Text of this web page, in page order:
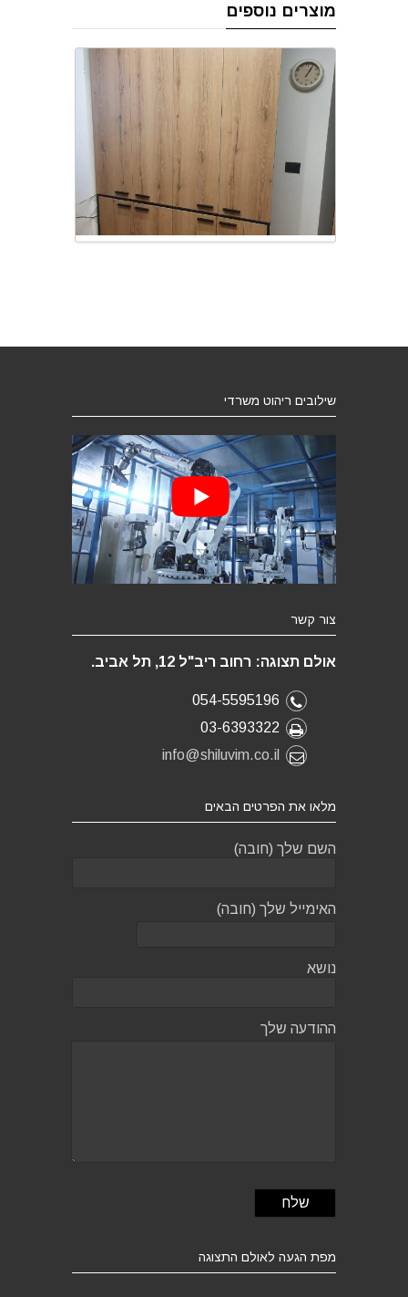
מוצרים נוספים
שילובים ריהוט משרדי
צור קשר
אולם תצוגה: רחוב ריב"ל 12, תל אביב.
054-5595196
03-6393322
info@shiluvim.co.il
מלאו את הפרטים הבאים
השם שלך (חובה)
האימייל שלך (חובה)
נושא
ההודעה שלך
מפת הגעה לאולם התצוגה